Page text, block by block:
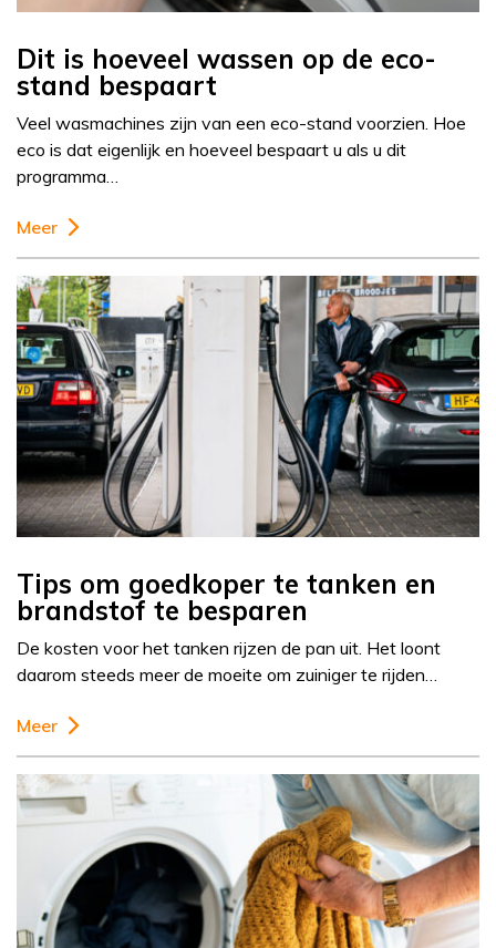
Dit is hoeveel wassen op de eco-
stand bespaart
Veel wasmachines zijn van een eco-stand voorzien. Hoe
eco is dat eigenlijk en hoeveel bespaart u als u dit
programma…
Meer
Tips om goedkoper te tanken en
brandstof te besparen
De kosten voor het tanken rijzen de pan uit. Het loont
daarom steeds meer de moeite om zuiniger te rijden…
Meer